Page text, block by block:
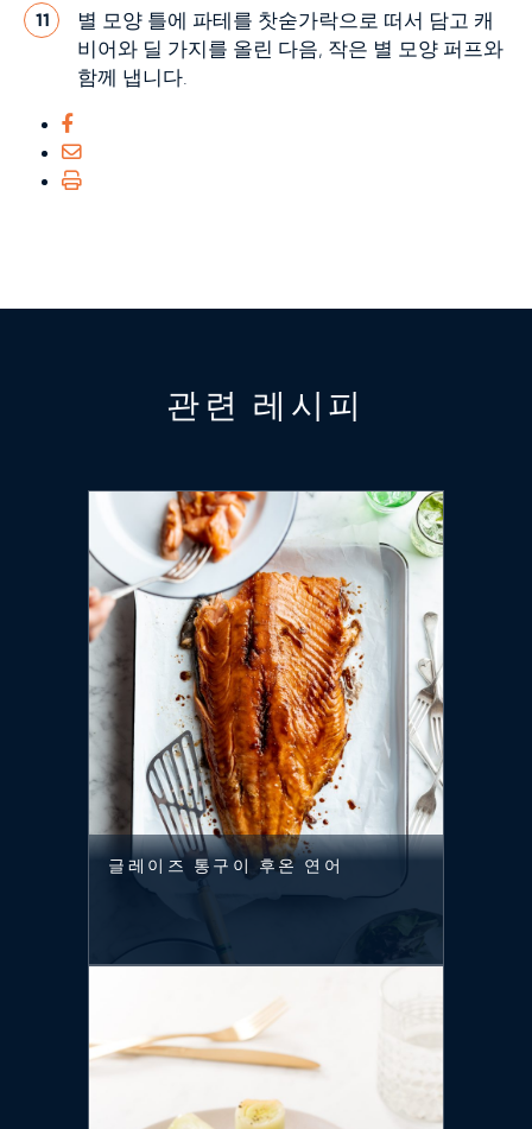
11
별 모양 틀에 파테를 찻숟가락으로 떠서 담고 캐
비어와 딜 가지를 올린 다음, 작은 별 모양 퍼프와
함께 냅니다.
관련 레시피
글레이즈 통구이 후온 연어